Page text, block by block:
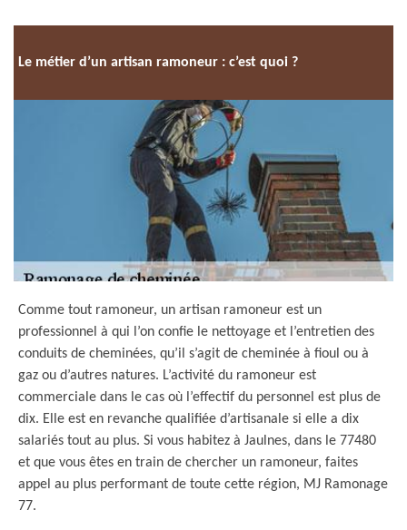
Le métier d’un artisan ramoneur : c’est quoi ?
Comme tout ramoneur, un artisan ramoneur est un
professionnel à qui l’on confie le nettoyage et l’entretien des
conduits de cheminées, qu’il s’agit de cheminée à fioul ou à
gaz ou d’autres natures. L’activité du ramoneur est
commerciale dans le cas où l’effectif du personnel est plus de
dix. Elle est en revanche qualifiée d’artisanale si elle a dix
salariés tout au plus. Si vous habitez à Jaulnes, dans le 77480
et que vous êtes en train de chercher un ramoneur, faites
appel au plus performant de toute cette région, MJ Ramonage
77.